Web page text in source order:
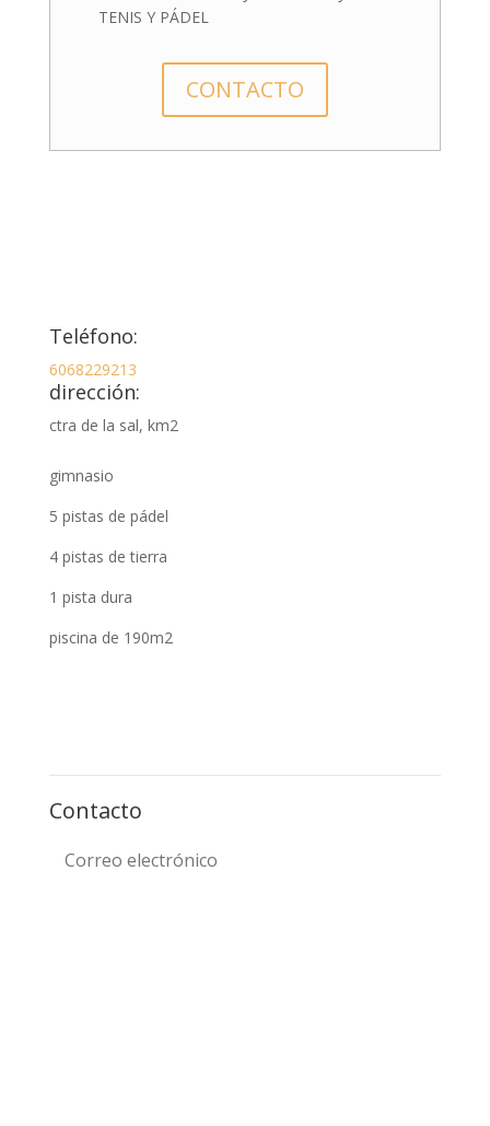
TENIS Y PÁDEL
CONTACTO
Teléfono:
6068229213
dirección:
ctra de la sal, km2
gimnasio
5 pistas de pádel
4 pistas de tierra
1 pista dura
piscina de 190m2
Contacto